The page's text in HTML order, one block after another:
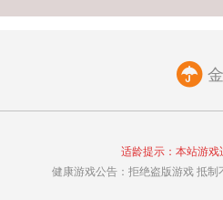
适龄提示：本站游
健康游戏公告：拒绝盗版游戏 抵